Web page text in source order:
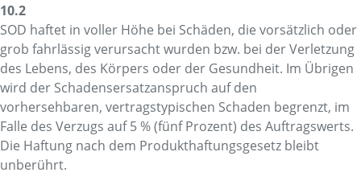
10.2
SOD haftet in voller Höhe bei Schäden, die vorsätzlich oder
grob fahrlässig verursacht wurden bzw. bei der Verletzung
des Lebens, des Körpers oder der Gesundheit. Im Übrigen
wird der Schadensersatzanspruch auf den
vorhersehbaren, vertragstypischen Schaden begrenzt, im
Falle des Verzugs auf 5 % (fünf Prozent) des Auftragswerts.
Die Haftung nach dem Produkthaftungsgesetz bleibt
unberührt.